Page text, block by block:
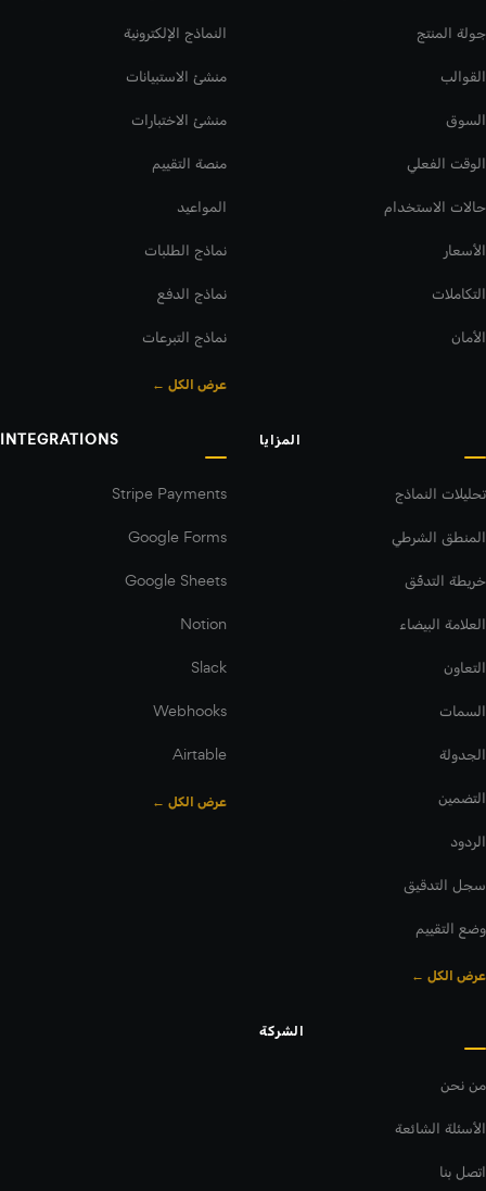
جولة المنتج
القوالب
السوق
الوقت الفعلي
حالات الاستخدام
الأسعار
التكاملات
الأمان
النماذج الإلكترونية
منشئ الاستبيانات
منشئ الاختبارات
منصة التقييم
المواعيد
نماذج الطلبات
نماذج الدفع
نماذج التبرعات
عرض الكل ←
المزايا
تحليلات النماذج
المنطق الشرطي
خريطة التدفّق
العلامة البيضاء
التعاون
السمات
الجدولة
التضمين
الردود
سجل التدقيق
وضع التقييم
عرض الكل ←
INTEGRATIONS
Stripe Payments
Google Forms
Google Sheets
Notion
Slack
Webhooks
Airtable
عرض الكل ←
الشركة
من نحن
الأسئلة الشائعة
اتصل بنا